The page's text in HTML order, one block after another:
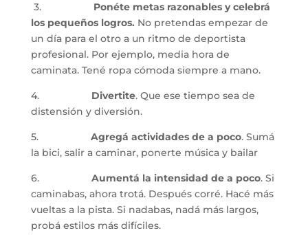
3. Ponéte metas razonables y celebrá
los pequeños logros. No pretendas empezar de
un día para el otro a un ritmo de deportista
profesional. Por ejemplo, media hora de
caminata. Tené ropa cómoda siempre a mano.
4. Divertite. Que ese tiempo sea de
distensión y diversión.
5. Agregá actividades de a poco. Sumá
la bici, salir a caminar, ponerte música y bailar
6. Aumentá la intensidad de a poco. Si
caminabas, ahora trotá. Después corré. Hacé más
vueltas a la pista. Si nadabas, nadá más largos,
probá estilos más difíciles.